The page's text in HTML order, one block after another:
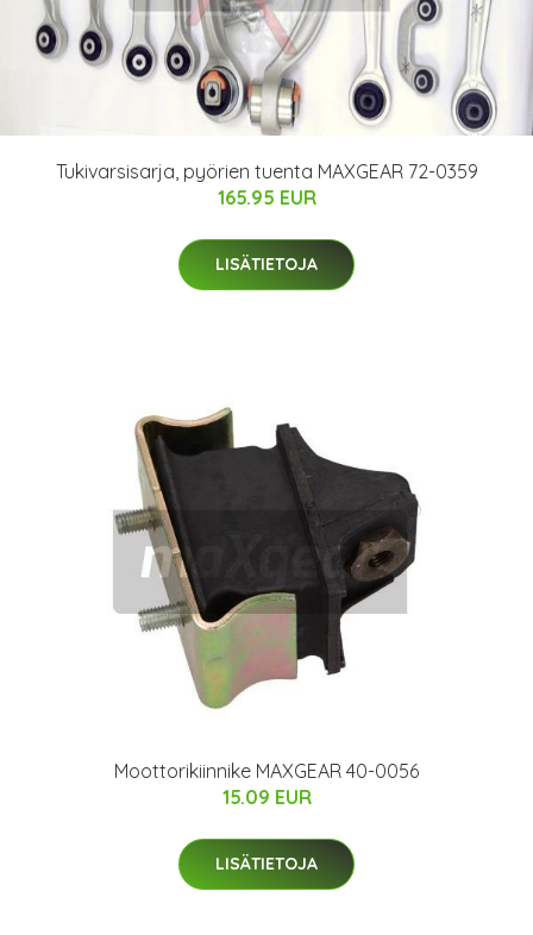
Tukivarsisarja, pyörien tuenta MAXGEAR 72-0359
165.95 EUR
LISÄTIETOJA
Moottorikiinnike MAXGEAR 40-0056
15.09 EUR
LISÄTIETOJA